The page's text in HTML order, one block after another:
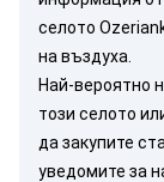
селото
на въздуха.
Най-вероятно
този селото
да закупите
уведомите за